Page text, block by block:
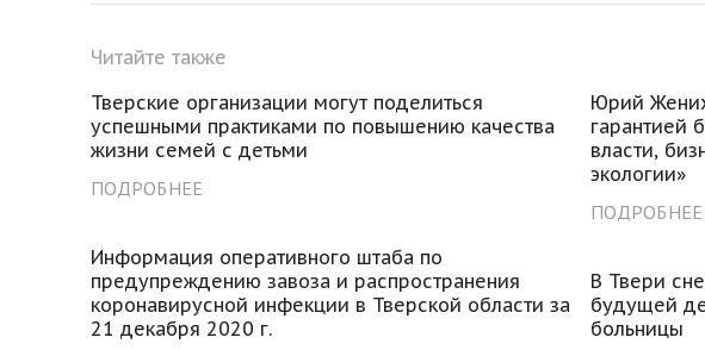
Читайте также
Тверские организации могут поделиться
успешными практиками по повышению качества
жизни семей с детьми
ПОДРОБНЕЕ
Юрий
гарантией
власти,
экологии»
ПОДРОБНЕЕ
Информация оперативного штаба по
предупреждению завоза и распространения
коронавирусной инфекции в Тверской области за
21 декабря 2020 г.
В Твери
будущей
больницы